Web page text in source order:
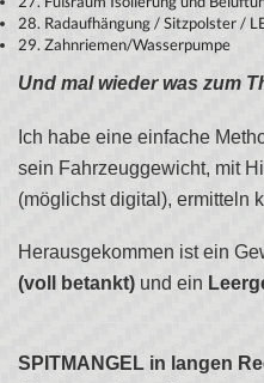
Und mal wieder was zum
Ich habe eine einfache
sein Fahrzeuggewicht, mit
(möglichst digital), ermitteln
Herausgekommen ist ein
(voll betankt) und ein
SPITMANGEL in langen
28. Radaufhängung / Sitzpolster /
29. Zahnriemen/Wasserpumpe